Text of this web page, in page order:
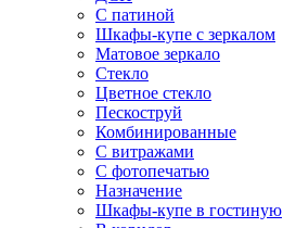
С патиной
Шкафы-купе с зеркалом
Матовое зеркало
Стекло
Цветное стекло
Пескоструй
Комбинированные
С витражами
С фотопечатью
Назначение
Шкафы-купе в гостиную